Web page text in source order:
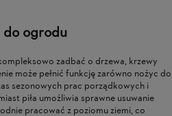
do ogrodu
zadbać o drzewa, krzewy
może pełnić funkcję zarówno nożyc do
sezonowych prac porządkowych i
piła umożliwia sprawne usuwanie
pracować z poziomu ziemi, co